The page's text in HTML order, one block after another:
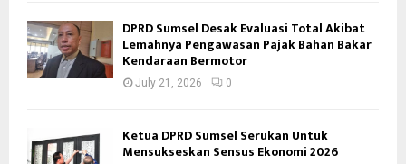
DPRD Sumsel Desak Evaluasi Total Akibat
Lemahnya Pengawasan Pajak Bahan Bakar
Kendaraan Bermotor
July 21, 2026 0
Ketua DPRD Sumsel Serukan Untuk
Mensukseskan Sensus Ekonomi 2026